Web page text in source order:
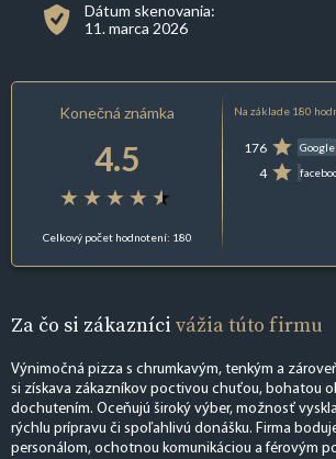
Dátum skenovania:
11. marca 2026
Konečná známka
4.5
Celkový počet hodnotení: 180
Na základe 180
176
4
Za čo si zákazníci vážia túto firmu
Výnimočná pizza s chrumkavým, tenkým a
si získava zákazníkov poctivou chuťou, bohatou
dochutením. Oceňujú široký výber, možnosť
rýchlu prípravu či spoľahlivú donášku. Firma
personálom, ochotnou komunikáciou a férovým